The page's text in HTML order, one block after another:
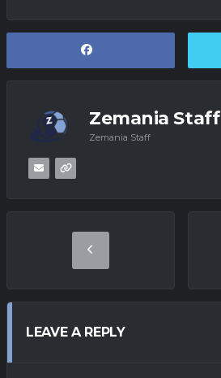
Zemania Staff
Zemania Staff
LEAVE A REPLY